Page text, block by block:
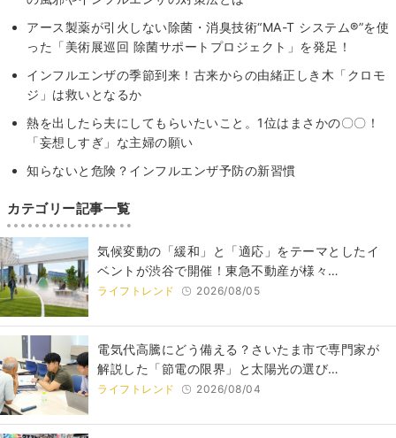
アース製薬が引火しない除菌・消臭技術“MA-T システム®”を使
った「美術展巡回 除菌サポートプロジェクト」を発足！
インフルエンザの季節到来！古来からの由緒正しき木「クロモ
ジ」は救いとなるか
熱を出したら夫にしてもらいたいこと。1位はまさかの〇〇！
「妄想しすぎ」な主婦の願い
知らないと危険？インフルエンザ予防の新習慣
カテゴリー記事一覧
気候変動の「緩和」と「適応」をテーマとしたイ
ベントが渋谷で開催！東急不動産が様々…
ライフトレンド 2026/08/05
電気代高騰にどう備える？さいたま市で専門家が
解説した「節電の限界」と太陽光の選び…
ライフトレンド 2026/08/04